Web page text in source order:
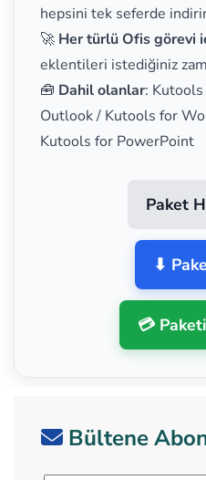
hepsini tek seferde
🚀 Her türlü Ofis görevi
eklentileri istediğiniz
🧰 Dahil olanlar:
Outlook / Kutools for
Kutools for PowerPoint
Paket
⬇
💳
Bültene